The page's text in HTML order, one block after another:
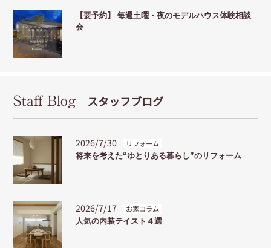
【要予約】 毎週土曜・夜のモデルハウス体験相談
会
Staff Blog スタッフブログ
2026/7/30 リフォーム
将来を考えた“ゆとりある暮らし”のリフォーム
2026/7/17 お家コラム
人気の内装テイスト４選